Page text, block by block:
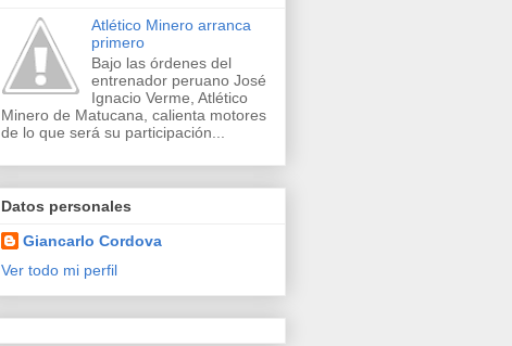
Atlético Minero arranca
primero
Bajo las órdenes del
entrenador peruano José
Ignacio Verme, Atlético
Minero de Matucana, calienta motores
de lo que será su participación...
Datos personales
Giancarlo Cordova
Ver todo mi perfil